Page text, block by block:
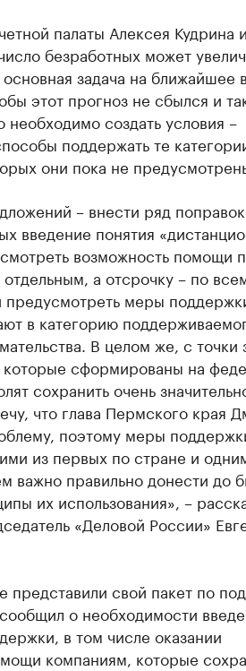
палаты Алексея Кудрина
безработных может
задача на ближайшее
этот прогноз не сбылся и
создать условия –
поддержать те
они пока не
– внести ряд
введение понятия
возможность помощи
а отсрочку – по
меры
в категорию
В целом же, с точки
сформированы на
сохранить очень
что глава Пермского края
поэтому меры
из первых по стране и
важно правильно донести до
их использования», –
«Деловой России»
представили свой пакет по
о необходимости
в том числе оказании
компаниям, которые